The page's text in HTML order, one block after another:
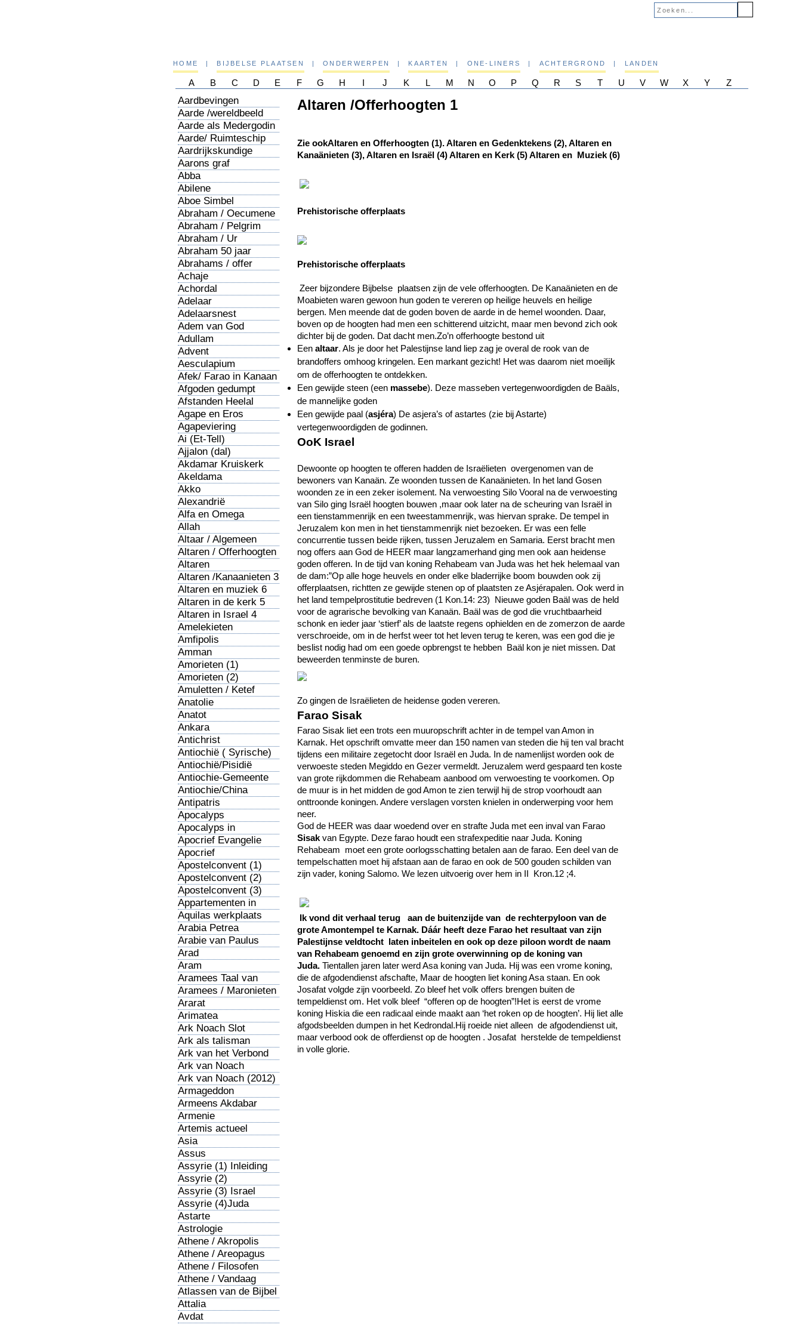
HOME | BIJBELSE PLAATSEN | ONDERWERPEN | KAARTEN | ONE-LINERS | ACHTERGROND | LANDEN
A B C D E F G H I J K L M N O P Q R S T U V W X Y Z
Aardbevingen
Aarde /wereldbeeld
Aarde als Medergodin
Aarde/ Ruimteschip
Aardrijkskundige
notities
Aarons graf
Abba
Abilene
Aboe Simbel
Abraham / Oecumene
Abraham / Pelgrim
Abraham / Ur
Abraham 50 jaar
Abrahams / offer
Achaje
Achordal
Adelaar
Adelaarsnest
Adem van God
Adullam
Advent
Aesculapium
Afek/ Farao in Kanaan
Afgoden gedumpt
Afstanden Heelal
Agape en Eros
Agapeviering
Ai (Et-Tell)
Ajjalon (dal)
Akdamar Kruiskerk
Akeldama
Akko
Alexandrië
Alfa en Omega
Allah
Altaar / Algemeen
Altaren / Offerhoogten
1
Altaren
/Gedenkstenen 2
Altaren /Kanaanieten 3
Altaren en muziek 6
Altaren in de kerk 5
Altaren in Israel 4
Amelekieten
Amfipolis
Amman
Amorieten (1)
Amorieten (2)
Amuletten / Ketef
Hinnom
Anatolie
Anatot
Ankara
Antichrist
Antiochië ( Syrische)
Antiochië/Pisidië
Antiochie-Gemeente
Antiochie/China
Antipatris
Apocalyps
Apocalyps in
karikartuur
Apocrief Evangelie
Apocrief
Thomasevangelie
Apostelconvent (1)
Apostelconvent (2)
Apostelconvent (3)
Appartementen in
Rome
Aquilas werkplaats
Arabia Petrea
Arabie van Paulus
Arad
Aram
Aramees Taal van
Jezus
Aramees / Maronieten
Ararat
Arimatea
Ark Noach Slot
Ark als talisman
Ark van het Verbond
Ark van Noach
Ark van Noach (2012)
Armageddon
Armeens Akdabar
Armenie
Artemis actueel
Asia
Assus
Assyrie (1) Inleiding
Assyrie (2)
Confrontatie
Assyrie (3) Israel
Assyrie (4)Juda
Astarte
Astrologie
Athene / Akropolis
Athene / Areopagus
Athene / Filosofen
Athene / Vandaag
Atlassen van de Bijbel
Attalia
Avdat
Altaren /Offerhoogten 1
Zie ookAltaren en Offerhoogten (1). Altaren en Gedenktekens (2), Altaren en
Kanaänieten (3), Altaren en Israël (4) Altaren en Kerk (5) Altaren en Muziek (6)
Prehistorische offerplaats
Prehistorische offerplaats
Zeer bijzondere Bijbelse plaatsen zijn de vele offerhoogten. De Kanaänieten en de
Moabieten waren gewoon hun goden te vereren op heilige heuvels en heilige
bergen. Men meende dat de goden boven de aarde in de hemel woonden. Daar,
boven op de hoogten had men een schitterend uitzicht, maar men bevond zich ook
dichter bij de goden. Dat dacht men.Zo’n offerhoogte bestond uit
Een altaar. Als je door het Palestijnse land liep zag je overal de rook van de
brandoffers omhoog kringelen. Een markant gezicht! Het was daarom niet moeilijk
om de offerhoogten te ontdekken.
Een gewijde steen (een massebe). Deze masseben vertegenwoordigden de Baäls,
de mannelijke goden
Een gewijde paal (asjéra) De asjera’s of astartes (zie bij Astarte)
vertegenwoordigden de godinnen.
OoK Israel
Dewoonte op hoogten te offeren hadden de Israëlieten overgenomen van de
bewoners van Kanaän. Ze woonden tussen de Kanaänieten. In het land Gosen
woonden ze in een zeker isolement. Na verwoesting Silo Vooral na de verwoesting
van Silo ging Israël hoogten bouwen ,maar ook later na de scheuring van Israël in
een tienstammenrijk en een tweestammenrijk, was hiervan sprake. De tempel in
Jeruzalem kon men in het tienstammenrijk niet bezoeken. Er was een felle
concurrentie tussen beide rijken, tussen Jeruzalem en Samaria. Eerst bracht men
nog offers aan God de HEER maar langzamerhand ging men ook aan heidense
goden offeren. In de tijd van koning Rehabeam van Juda was het hek helemaal van
de dam:”Op alle hoge heuvels en onder elke bladerrijke boom bouwden ook zij
offerplaatsen, richtten ze gewijde stenen op of plaatsten ze Asjérapalen. Ook werd in
het land tempelprostitutie bedreven (1 Kon.14: 23) Nieuwe goden Baäl was de held
voor de agrarische bevolking van Kanaän. Baäl was de god die vruchtbaarheid
schonk en ieder jaar ‘stierf’ als de laatste regens ophielden en de zomerzon de aarde
verschroeide, om in de herfst weer tot het leven terug te keren, was een god die je
beslist nodig had om een goede opbrengst te hebben Baäl kon je niet missen. Dat
beweerden tenminste de buren.
Zo gingen de Israëlieten de heidense goden vereren.
Farao Sisak
Farao Sisak liet een trots een muuropschrift achter in de tempel van Amon in
Karnak. Het opschrift omvatte meer dan 150 namen van steden die hij ten val bracht
tijdens een militaire zegetocht door Israël en Juda. In de namenlijst worden ook de
verwoeste steden Megiddo en Gezer vermeldt. Jeruzalem werd gespaard ten koste
van grote rijkdommen die Rehabeam aanbood om verwoesting te voorkomen. Op
de muur is in het midden de god Amon te zien terwijl hij de strop voorhoudt aan
onttroonde koningen. Andere verslagen vorsten knielen in onderwerping voor hem
neer.
God de HEER was daar woedend over en strafte Juda met een inval van Farao
Sisak van Egypte. Deze farao houdt een strafexpeditie naar Juda. Koning
Rehabeam moet een grote oorlogsschatting betalen aan de farao. Een deel van de
tempelschatten moet hij afstaan aan de farao en ook de 500 gouden schilden van
zijn vader, koning Salomo. We lezen uitvoerig over hem in II Kron.12 ;4.
Ik vond dit verhaal terug aan de buitenzijde van de rechterpyloon van de
grote Amontempel te Karnak. Dáár heeft deze Farao het resultaat van zijn
Palestijnse veldtocht laten inbeitelen en ook op deze piloon wordt de naam
van Rehabeam genoemd en zijn grote overwinning op de koning van
Juda. Tientallen jaren later werd Asa koning van Juda. Hij was een vrome koning,
die de afgodendienst afschafte, Maar de hoogten liet koning Asa staan. En ook
Josafat volgde zijn voorbeeld. Zo bleef het volk offers brengen buiten de
tempeldienst om. Het volk bleef “offeren op de hoogten”!Het is eerst de vrome
koning Hiskia die een radicaal einde maakt aan ‘het roken op de hoogten’. Hij liet alle
afgodsbeelden dumpen in het Kedrondal.Hij roeide niet alleen de afgodendienst uit,
maar verbood ook de offerdienst op de hoogten . Josafat herstelde de tempeldienst
in volle glorie.